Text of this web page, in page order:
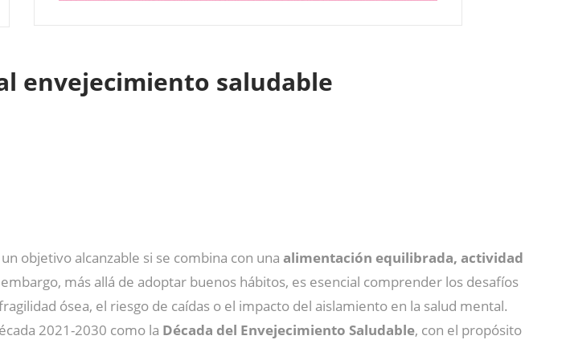
envejecimiento saludable
objetivo alcanzable si se combina con una alimentación equilibrada, actividad
embargo, más allá de adoptar buenos hábitos, es esencial comprender los desafíos
ósea, el riesgo de caídas o el impacto del aislamiento en la salud mental.
2021-2030 como la Década del Envejecimiento Saludable, con el propósito